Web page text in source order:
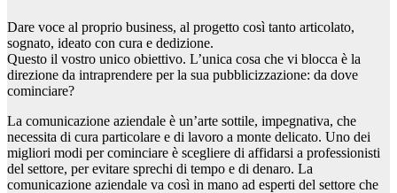
Dare voce al proprio business, al progetto così tanto articolato,
sognato, ideato con cura e dedizione.
Questo il vostro unico obiettivo. L’unica cosa che vi blocca è la
direzione da intraprendere per la sua pubblicizzazione: da dove
cominciare?
La comunicazione aziendale è un’arte sottile, impegnativa, che
necessita di cura particolare e di lavoro a monte delicato. Uno dei
migliori modi per cominciare è scegliere di affidarsi a professionisti
del settore, per evitare sprechi di tempo e di denaro. La
comunicazione aziendale va così in mano ad esperti del settore che